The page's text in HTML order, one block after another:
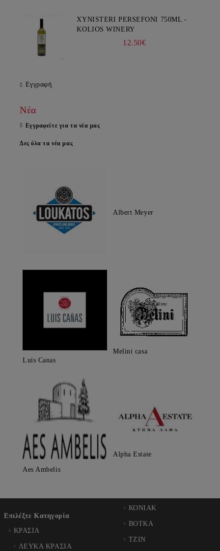
XYNISTERI PERSEFONI 750ML -
KOLIOS WINERY
12.50€
Εγγραφή
Νέα
Εγγραφείτε για τα νέα μας
Δες όλα τα νέα μας
Albert Meyer
Luis Canas
Melini casa
Aes Ambelis
Alpha Estate
Επιλέξτε Κατηγορία
ΚΡΑΣΙΑ
ΛΕΥΚΑ ΚΡΑΣΙΑ
ΚΟΝΙΑΚ
ΒΟΤΚΑ
ΤΖΙΝ